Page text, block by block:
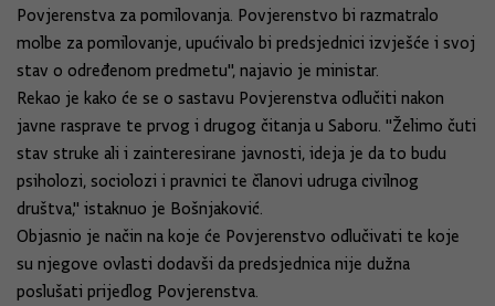
Povjerenstva za pomilovanja. Povjerenstvo bi razmatralo
molbe za pomilovanje, upućivalo bi predsjednici izvješće i svoj
stav o određenom predmetu", najavio je ministar.
Rekao je kako će se o sastavu Povjerenstva odlučiti nakon
javne rasprave te prvog i drugog čitanja u Saboru. "Želimo čuti
stav struke ali i zainteresirane javnosti, ideja je da to budu
psiholozi, sociolozi i pravnici te članovi udruga civilnog
društva," istaknuo je Bošnjaković.
Objasnio je način na koje će Povjerenstvo odlučivati te koje
su njegove ovlasti dodavši da predsjednica nije dužna
poslušati prijedlog Povjerenstva.